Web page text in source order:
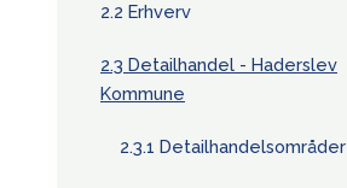
2.2 Erhverv
2.3 Detailhandel - Haderslev
Kommune
2.3.1 Detailhandelsområder